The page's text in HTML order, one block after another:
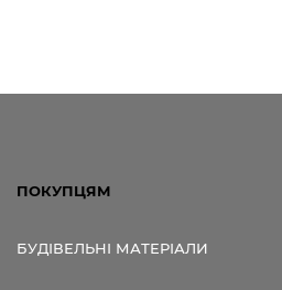
ПОКУПЦЯМ
БУДІВЕЛЬНІ МАТЕРІАЛИ